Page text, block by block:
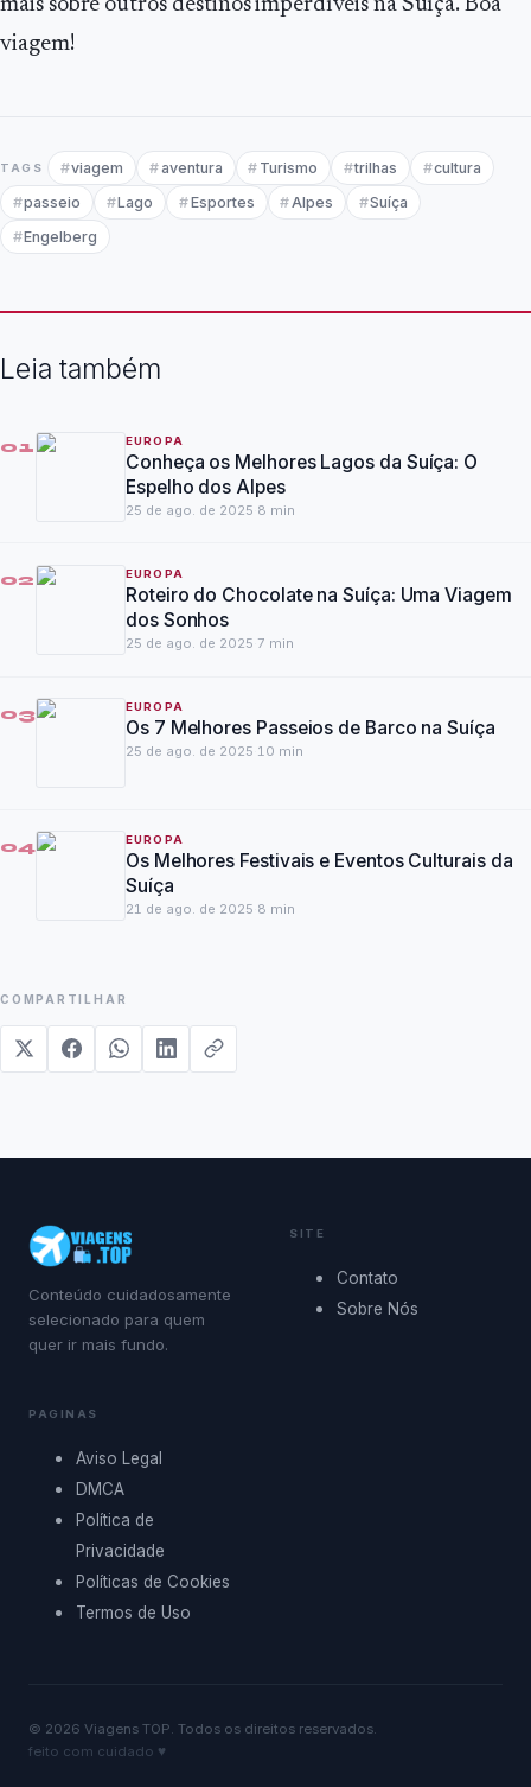
mais sobre outros destinos imperdíveis na Suíça. Boa
viagem!
TAGS viagem aventura Turismo trilhas
cultura
passeio
Lago Esportes Alpes
Suíça
Engelberg
Leia também
01 EUROPA
Conheça os Melhores Lagos da Suíça: O
Espelho dos Alpes
25 de ago. de 2025 8 min
02 EUROPA
Roteiro do Chocolate na Suíça: Uma Viagem
dos Sonhos
25 de ago. de 2025 7 min
03 EUROPA
Os 7 Melhores Passeios de Barco na Suíça
25 de ago. de 2025 10 min
04 EUROPA
Os Melhores Festivais e Eventos Culturais da
Suíça
21 de ago. de 2025 8 min
COMPARTILHAR
Conteúdo cuidadosamente
selecionado para quem
quer ir mais fundo.
SITE
Contato
Sobre Nós
PAGINAS
Aviso Legal
DMCA
Política de
Privacidade
Políticas de Cookies
Termos de Uso
© 2026 Viagens TOP. Todos os direitos reservados.
feito com cuidado ♥